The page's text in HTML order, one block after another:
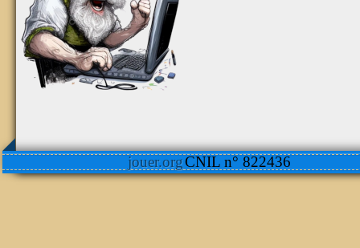
jouer.orgCNIL n° 822436